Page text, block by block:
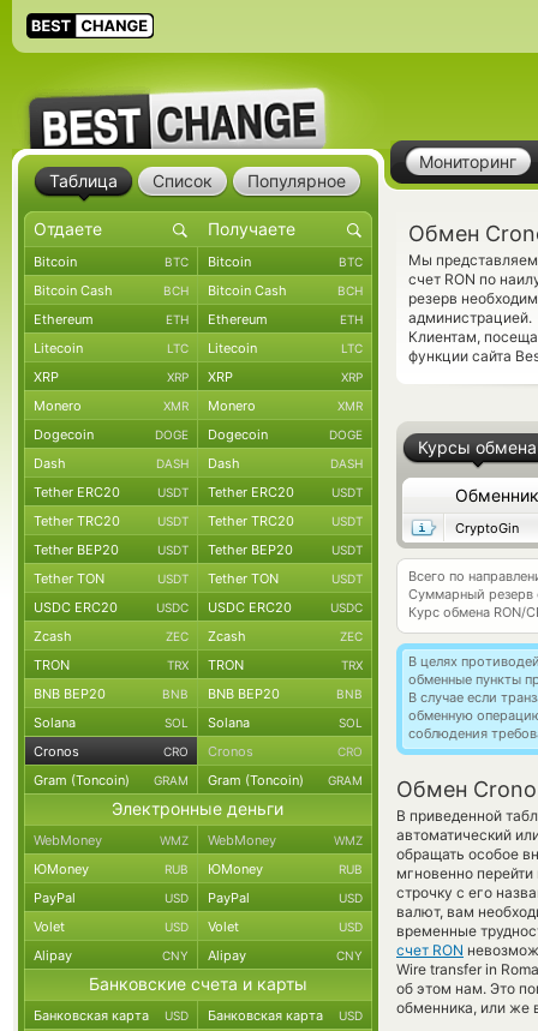
Мониторинг
Обмен
Мы представляем
счет RON по
резерв
администрацией.
Клиентам,
функции сайта
Курсы обмена
Обменник
CryptoGin
Всего по
Суммарный резерв
Курс обмена RON/
В целях
обменные пункты
В случае если
обменную
соблюдения
Обмен
В приведенной
автоматический
обращать особое
мгновенно
строчку с его
валют, вам
временные
счет RON
Wire transfer in
об этом нам. Это
обменника, или же
Таблица Список Популярное
Bitcoin BTC Bitcoin BTC
Bitcoin Cash BCH Bitcoin Cash BCH
Ethereum ETH Ethereum ETH
Litecoin LTC Litecoin LTC
XRP XRP XRP XRP
Monero XMR Monero XMR
Dogecoin DOGE Dogecoin DOGE
Dash DASH Dash DASH
Tether ERC20 USDT Tether ERC20 USDT
Tether TRC20 USDT Tether TRC20 USDT
Tether BEP20 USDT Tether BEP20 USDT
Tether TON USDT Tether TON USDT
USDC ERC20 USDC USDC ERC20 USDC
Zcash ZEC Zcash ZEC
TRON TRX TRON TRX
BNB BEP20 BNB BNB BEP20 BNB
Solana SOL Solana SOL
Cronos CRO Cronos CRO
Gram (Toncoin) GRAM Gram (Toncoin) GRAM
Электронные деньги
WebMoney WMZ WebMoney WMZ
ЮMoney RUB ЮMoney RUB
PayPal USD PayPal USD
Volet USD Volet USD
Alipay CNY Alipay CNY
Банковские счета и карты
Банковская карта USD Банковская карта USD